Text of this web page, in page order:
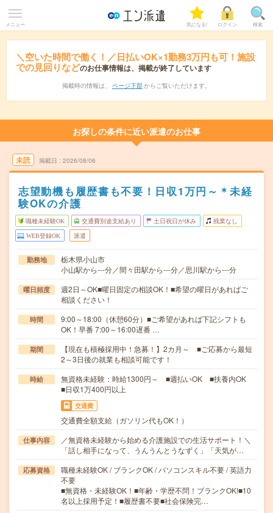
メニュー 気になる! ログイン 検索
＼空いた時間で働く！／日払いOK×1勤務3万円も可！施設
での見回りなどのお仕事情報は、掲載が終了しています
掲載時の情報は、 ページ下部 からご覧いただけます。
お探しの条件に近い派遣のお仕事
未読 掲載日 2026/08/06
志望動機も履歴書も不要！日収1万円～＊未経
験OKの介護
職種未経験OK 交通費別途支給あり 土日祝日が休み 残業なし
WEB登録OK 派遣
勤務地
栃木県小山市
小山駅から---分／間々田駅から---分／思川駅から---分
曜日頻度
週2日～OK■曜日固定の相談OK！■希望の曜日があればご
相談ください！
時間
9:00～18:00（休憩60分）■ご希望があれば下記シフトも
OK！早番 7:00～16:00遅番 …
期間
【現在も積極採用中！急募！】2カ月～ ■ご応募から最短
2～3日後の就業も相談可能です！
時給
無資格未経験：時給1300円～ ■週払いOK ■扶養内OK
■日収1万400円以上
交通費
交通費全額支給（ガソリン代もOK！）
仕事内容
／無資格未経験から始める介護施設での生活サポート！＼
「話し相手になって、うんうんとうなずく」「天気が…
応募資格
職種未経験OK / ブランクOK / パソコンスキル不要 / 英語力
不要
■無資格・未経験OK！■年齢・学歴不問！ブランクOK!■10
名以上採用予定！■履歴書不要■社会保険完…